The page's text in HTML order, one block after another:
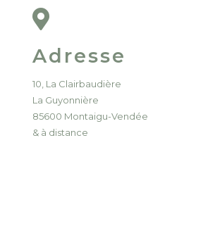

Adresse
10, La Clairbaudière
La Guyonnière
85600 Montaigu-Vendée
& à distance